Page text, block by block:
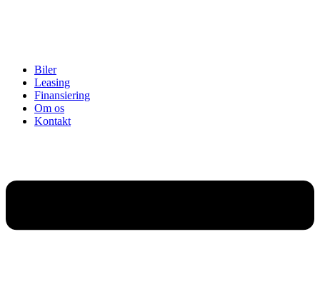
Biler
Leasing
Finansiering
Om os
Kontakt